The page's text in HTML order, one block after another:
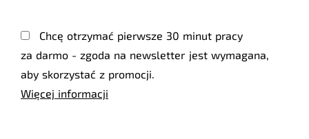
Chcę otrzymać pierwsze 30 minut pracy
za darmo - zgoda na newsletter jest wymagana,
aby skorzystać z promocji.
Więcej informacji